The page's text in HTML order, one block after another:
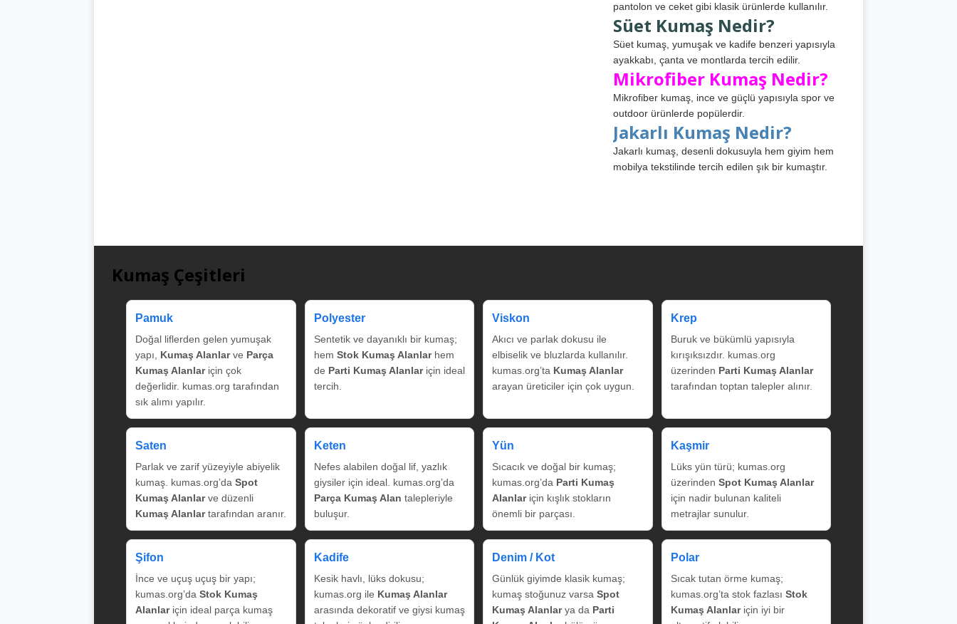
pantolon ve ceket gibi klasik ürünlerde kullanılır.
Süet Kumaş Nedir?
Süet kumaş, yumuşak ve kadife benzeri yapısıyla
ayakkabı, çanta ve montlarda tercih edilir.
Mikrofiber Kumaş Nedir?
Mikrofiber kumaş, ince ve güçlü yapısıyla spor ve
outdoor ürünlerde popülerdir.
Jakarlı Kumaş Nedir?
Jakarlı kumaş, desenli dokusuyla hem giyim hem
mobilya tekstilinde tercih edilen şık bir kumaştır.
Kumaş Çeşitleri
Pamuk
Doğal liflerden gelen yumuşak
yapı, Kumaş Alanlarve Parça
Kumaş Alanlariçin çok
değerlidir. kumas.org tarafından
sık alımı yapılır.
Polyester
Sentetik ve dayanıklı bir kumaş;
hem Stok Kumaş Alanlarhem
de Parti Kumaş Alanlariçin ideal
tercih.
Viskon
Akıcı ve parlak dokusu ile
elbiselik ve bluzlarda kullanılır.
kumas.org’ta Kumaş Alanlar
arayan üreticiler için çok uygun.
Krep
Buruk ve bükümlü yapısıyla
kırışıksızdır. kumas.org
üzerinden Parti Kumaş Alanlar
tarafından toptan talepler alınır.
Saten
Parlak ve zarif yüzeyiyle abiyelik
kumaş. kumas.org’da Spot
Kumaş Alanlarve düzenli
Kumaş Alanlartarafından aranır.
Keten
Nefes alabilen doğal lif, yazlık
giysiler için ideal. kumas.org’da
Parça Kumaş Alan talepleriyle
buluşur.
Yün
Sıcacık ve doğal bir kumaş;
kumas.org’da Parti Kumaş
Alanlariçin kışlık stokların
önemli bir parçası.
Kaşmir
Lüks yün türü; kumas.org
üzerinden Spot Kumaş Alanlar
için nadir bulunan kaliteli
metrajlar sunulur.
Şifon
İnce ve uçuş uçuş bir yapı;
kumas.org’da Stok Kumaş
Alanlariçin ideal parça kumaş
Kadife
Kesik havlı, lüks dokusu;
kumas.org ile Kumaş Alanlar
arasında dekoratif ve giysi kumaş
Denim / Kot
Günlük giyimde klasik kumaş;
kumaş stoğunuz varsa Spot
Kumaş Alanlarya da Parti
Polar
Sıcak tutan örme kumaş;
kumas.org’ta stok fazlası Stok
Kumaş Alanlariçin iyi bir